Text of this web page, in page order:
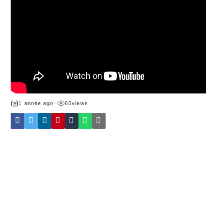
1 année ago • 65views